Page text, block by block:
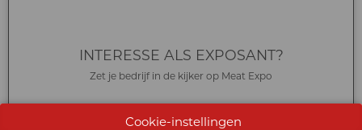
INTERESSE ALS EXPOSANT?
Zet je bedrijf in de kijker op Meat Expo
Cookie-instellingen